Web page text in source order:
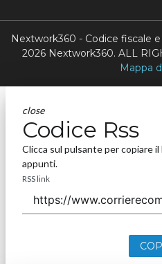
Nextwork360 - Codice fiscale
2026 Nextwork360. ALL
Mappa
close
Codice Rss
Clicca sul pulsante per copiare il
appunti.
RSS link